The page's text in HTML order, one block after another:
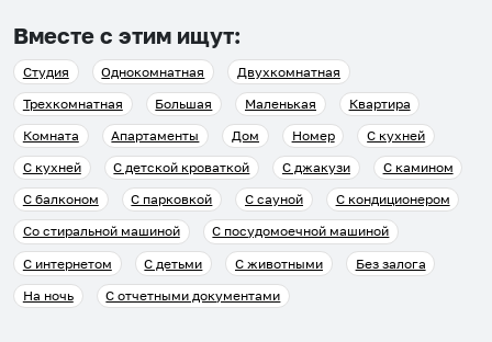
Вместе с этим ищут:
Студия Однокомнатная
Двухкомнатная
Трехкомнатная
Большая Маленькая
Квартира
Комната
Апартаменты Дом Номер
С кухней
С кухней
С детской кроваткой С джакузи
С камином
С балконом
С парковкой С сауной
С кондиционером
Со стиральной машиной
С посудомоечной машиной
С интернетом
С детьми С животными
Без залога
На ночь
С отчетными документами